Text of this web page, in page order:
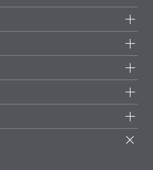
2014を使用した水系用
セントレート
言語
195を使用した水系用
セントレート